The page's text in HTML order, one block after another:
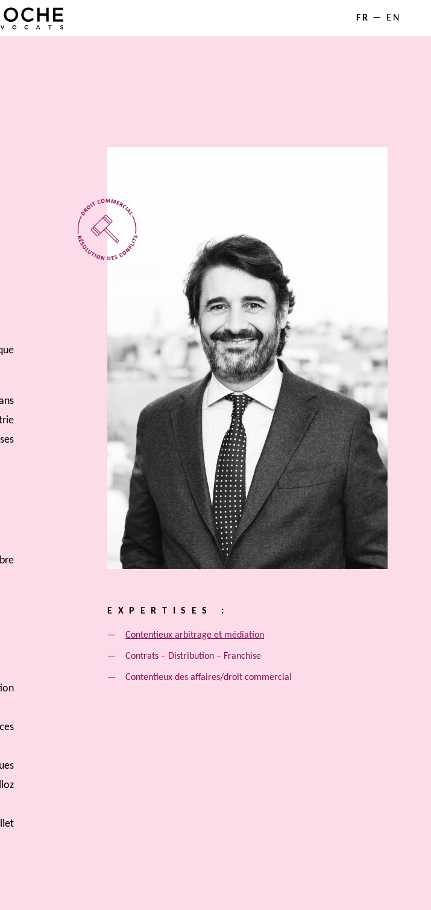
FR EN
EXPERTISES :
Contentieux arbitrage et médiation
Contrats – Distribution – Franchise
Contentieux des affaires/droit commercial